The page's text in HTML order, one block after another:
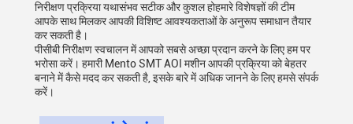
निरीक्षण प्रक्रिया यथासंभव सटीक और कुशल होहमारे विशेषज्ञों की टीम
आपके साथ मिलकर आपकी विशिष्ट आवश्यकताओं के अनुरूप समाधान तैयार
कर सकती है।
पीसीबी निरीक्षण स्वचालन में आपको सबसे अच्छा प्रदान करने के लिए हम पर
भरोसा करें। हमारी Mento SMT AOI मशीन आपकी प्रक्रिया को बेहतर
बनाने में कैसे मदद कर सकती है, इसके बारे में अधिक जानने के लिए हमसे संपर्क
करें।